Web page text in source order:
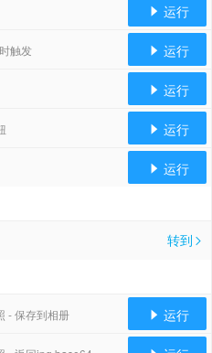
 运行
触发  运行
 运行
 运行
 运行
转到 
- 保存到相册  运行